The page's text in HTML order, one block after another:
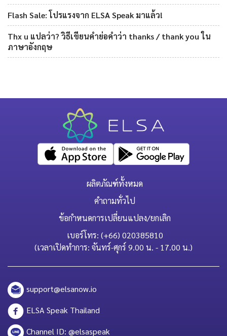
Flash Sale: โปรแรงจาก ELSA Speak มาแล้ว!
Thx u แปลว่า? วิธีเขียนคำย่อคำว่า thanks / thank you ใน
ภาษาอังกฤษ
ผลิตภัณฑ์ทั้งหมด
คำถามทั่วไป
ข้อกำหนดการเปลี่ยนแปลง/ยกเลิก
เบอร์โทร: (+66) 020385810
(เวลาเปิดทำการ: จันทร์-ศุกร์ 9.00 น. - 17.00 น.)
support@elsanow.io
ELSA Speak Thailand
Channel ID: @elsaspeak